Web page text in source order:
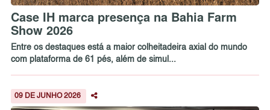
Case IH marca presença na Bahia Farm
Show 2026
Entre os destaques está a maior colheitadeira axial do mundo
com plataforma de 61 pés, além de simul...
09 DE JUNHO 2026